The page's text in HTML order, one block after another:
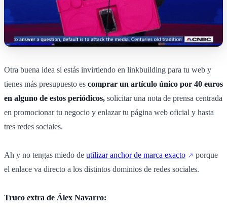
Otra buena idea si estás invirtiendo en linkbuilding para tu web y
tienes más presupuesto es comprar un artículo único por 40 euros
en alguno de estos periódicos, solicitar una nota de prensa centrada
en promocionar tu negocio y enlazar tu página web oficial y hasta
tres redes sociales.
Ah y no tengas miedo de utilizar anchor de marca exacto
porque
el enlace va directo a los distintos dominios de redes sociales.
Truco extra de Álex Navarro: